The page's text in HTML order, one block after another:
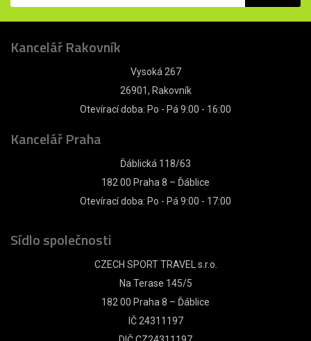
Kancelář Rakovník
Vysoká 267
26901, Rakovník
Otevírací doba: Po - Pá 9:00 - 16:00
Kancelář Praha
Ďáblická 118/63
182 00 Praha 8 – Ďáblice
Otevírací doba: Po - Pá 9:00 - 17:00
Sídlo společnosti
CZECH SPORT TRAVEL s.r.o.
Na Terase 145/5
182 00 Praha 8 – Ďáblice
IČ 24311197